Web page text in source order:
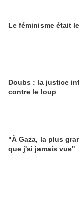
Le féminisme était
Doubs : la justice
contre le loup
"À Gaza, la plus
que j'ai jamais vue"